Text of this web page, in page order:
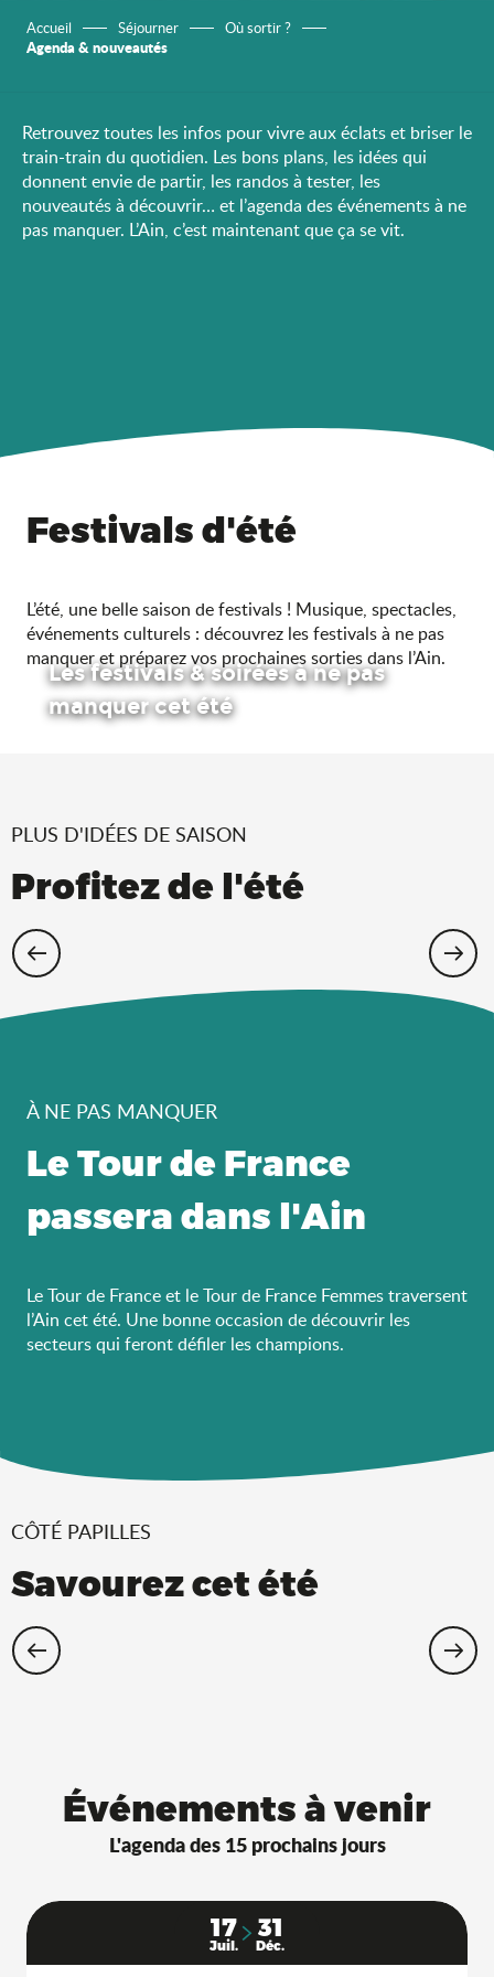
Accueil Séjourner Où sortir ?
Agenda & nouveautés
Retrouvez toutes les infos pour vivre aux éclats et briser le
train-train du quotidien. Les bons plans, les idées qui
donnent envie de partir, les randos à tester, les
nouveautés à découvrir… et l’agenda des événements à ne
pas manquer. L’Ain, c’est maintenant que ça se vit.
Festivals d'été
L’été, une belle saison de festivals ! Musique, spectacles,
événements culturels : découvrez les festivals à ne pas
manquer et préparez vos prochaines sorties dans l’Ain.
Les festivals & soirées à ne pas
manquer cet été
PLUS D'IDÉES DE SAISON
Profitez de l'été
Cet été, échappez-vous dans l’Ain !
À NE PAS MANQUER
Le Tour de France
passera dans l'Ain
Le Tour de France et le Tour de France Femmes traversent
l’Ain cet été. Une bonne occasion de découvrir les
secteurs qui feront défiler les champions.
CÔTÉ PAPILLES
Savourez cet été
terrasse à l’ombre !
Événements à venir
L'agenda des 15 prochains jours
17
Juil.
31
Déc.